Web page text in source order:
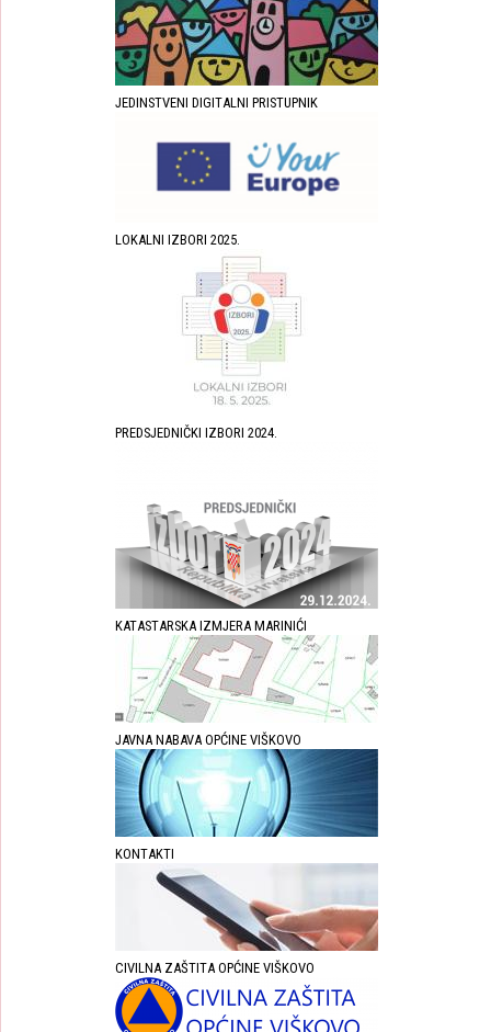
JEDINSTVENI DIGITALNI PRISTUPNIK
LOKALNI IZBORI 2025.
PREDSJEDNIČKI IZBORI 2024.
KATASTARSKA IZMJERA MARINIĆI
JAVNA NABAVA OPĆINE VIŠKOVO
KONTAKTI
CIVILNA ZAŠTITA OPĆINE VIŠKOVO